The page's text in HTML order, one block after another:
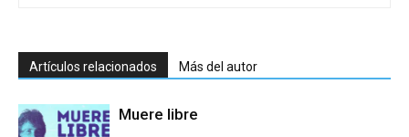
Artículos relacionados Más del autor
Muere libre